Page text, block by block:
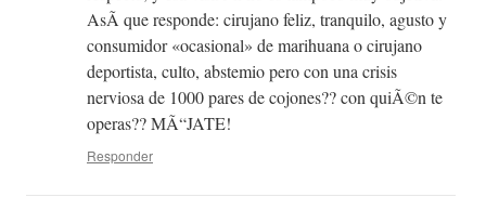
AsÃ­ que responde: cirujano feliz, tranquilo, agusto y
consumidor «ocasional» de marihuana o cirujano
deportista, culto, abstemio pero con una crisis
nerviosa de 1000 pares de cojones?? con quiÃ©n te
operas?? MÃ“JATE!
Responder